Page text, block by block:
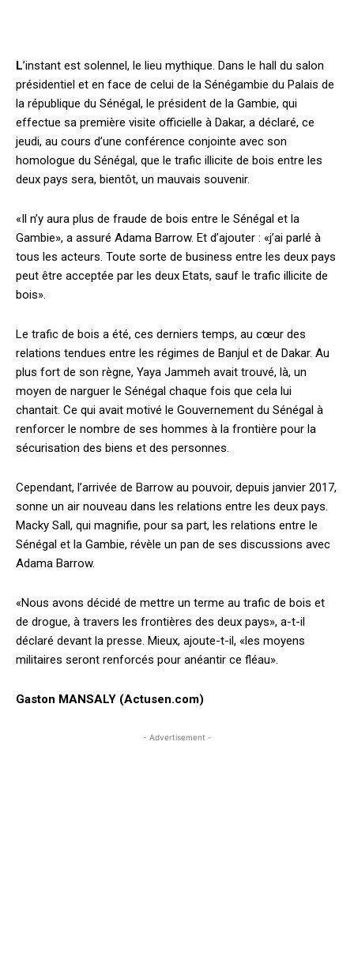
L’instant est solennel, le lieu mythique. Dans le hall du salon
présidentiel et en face de celui de la Sénégambie du Palais de
la république du Sénégal, le président de la Gambie, qui
effectue sa première visite officielle à Dakar, a déclaré, ce
jeudi, au cours d’une conférence conjointe avec son
homologue du Sénégal, que le trafic illicite de bois entre les
deux pays sera, bientôt, un mauvais souvenir.
«Il n’y aura plus de fraude de bois entre le Sénégal et la
Gambie», a assuré Adama Barrow. Et d’ajouter : «j’ai parlé à
tous les acteurs. Toute sorte de business entre les deux pays
peut être acceptée par les deux Etats, sauf le trafic illicite de
bois».
Le trafic de bois a été, ces derniers temps, au cœur des
relations tendues entre les régimes de Banjul et de Dakar. Au
plus fort de son règne, Yaya Jammeh avait trouvé, là, un
moyen de narguer le Sénégal chaque fois que cela lui
chantait. Ce qui avait motivé le Gouvernement du Sénégal à
renforcer le nombre de ses hommes à la frontière pour la
sécurisation des biens et des personnes.
Cependant, l’arrivée de Barrow au pouvoir, depuis janvier 2017,
sonne un air nouveau dans les relations entre les deux pays.
Macky Sall, qui magnifie, pour sa part, les relations entre le
Sénégal et la Gambie, révèle un pan de ses discussions avec
Adama Barrow.
«Nous avons décidé de mettre un terme au trafic de bois et
de drogue, à travers les frontières des deux pays», a-t-il
déclaré devant la presse. Mieux, ajoute-t-il, «les moyens
militaires seront renforcés pour anéantir ce fléau».
Gaston MANSALY (Actusen.com)
- Advertisement -